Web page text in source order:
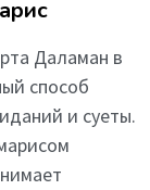
Даламан в
способ
и суеты.